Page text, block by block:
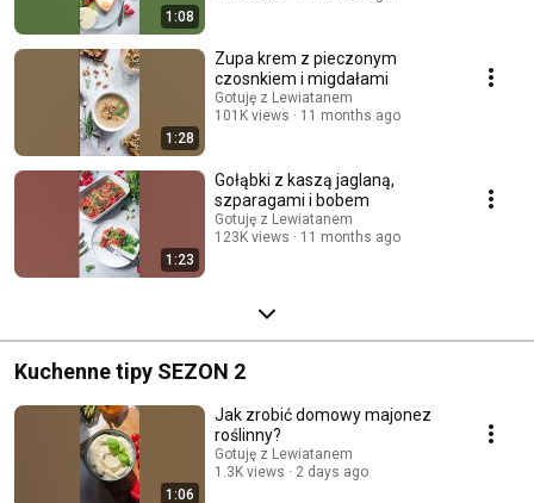
1:08
1:28
Zupa krem z pieczonym
czosnkiem i migdałami
Gotuję z Lewiatanem
101K views
11 months ago
1:23
Gołąbki z kaszą jaglaną,
szparagami i bobem
Gotuję z Lewiatanem
123K views
11 months ago
Kuchenne tipy SEZON 2
1:06
Jak zrobić domowy majonez
roślinny?
Gotuję z Lewiatanem
1.3K views
2 days ago